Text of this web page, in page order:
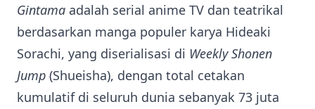
Gintama adalah serial anime TV dan teatrikal
berdasarkan manga populer karya Hideaki
Sorachi, yang diserialisasi di Weekly Shonen
Jump (Shueisha), dengan total cetakan
kumulatif di seluruh dunia sebanyak 73 juta